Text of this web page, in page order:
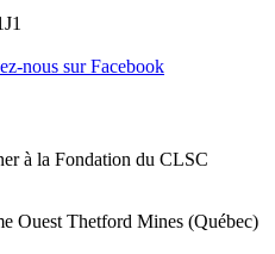
nous sur Facebook
à la Fondation du CLSC
Ouest Thetford Mines (Québec)